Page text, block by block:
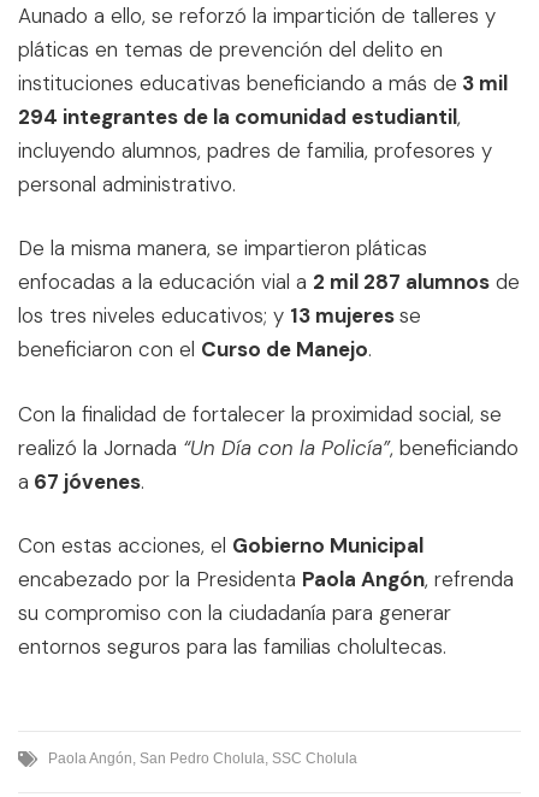
Aunado a ello, se reforzó la impartición de talleres y
pláticas en temas de prevención del delito en
instituciones educativas beneficiando a más de 3 mil
294 integrantes de la comunidad estudiantil,
incluyendo alumnos, padres de familia, profesores y
personal administrativo.
De la misma manera, se impartieron pláticas
enfocadas a la educación vial a 2 mil 287 alumnos de
los tres niveles educativos; y 13 mujeresse
beneficiaron con el Curso de Manejo.
Con la finalidad de fortalecer la proximidad social, se
realizó la Jornada “Un Día con la Policía”, beneficiando
a 67 jóvenes.
Con estas acciones, el Gobierno Municipal
encabezado por la Presidenta Paola Angón, refrenda
su compromiso con la ciudadanía para generar
entornos seguros para las familias cholultecas.
Paola Angón San Pedro Cholula SSC Cholula